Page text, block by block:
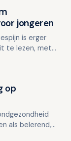
jongeren
is erger
te lezen, met
op
als belerend,